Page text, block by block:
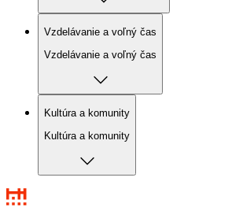
Vzdelávanie a voľný čas
Vzdelávanie a voľný čas
Kultúra a komunity
Kultúra a komunity